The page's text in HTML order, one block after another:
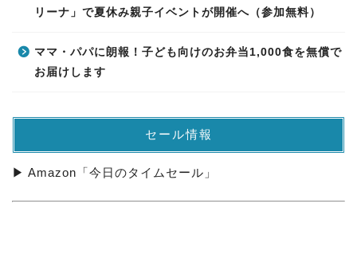
リーナ」で夏休み親子イベントが開催へ（参加無料）
ママ・パパに朗報！子ども向けのお弁当1,000食を無償で
お届けします
セール情報
▶ Amazon「今日のタイムセール」